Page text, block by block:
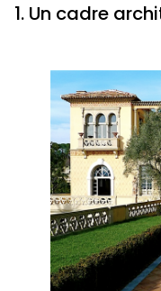
1. Un cadre